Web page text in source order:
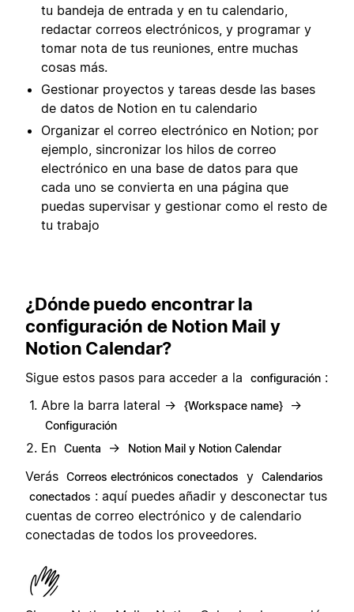
tu bandeja de entrada y en tu calendario,
redactar correos electrónicos, y programar y
tomar nota de tus reuniones, entre muchas
cosas más.
Gestionar proyectos y tareas desde las bases
de datos de Notion en tu calendario
Organizar el correo electrónico en Notion; por
ejemplo, sincronizar los hilos de correo
electrónico en una base de datos para que
cada uno se convierta en una página que
puedas supervisar y gestionar como el resto de
tu trabajo
¿Dónde puedo encontrar la
configuración de Notion Mail y
Notion Calendar?
Sigue estos pasos para acceder a la configuración :
Abre la barra lateral →
{Workspace name} →
Configuración
En Cuenta → Notion Mail y Notion Calendar
Verás Correos electrónicos conectados y Calendarios
conectados : aquí puedes añadir y desconectar tus
cuentas de correo electrónico y de calendario
conectadas de todos los proveedores.